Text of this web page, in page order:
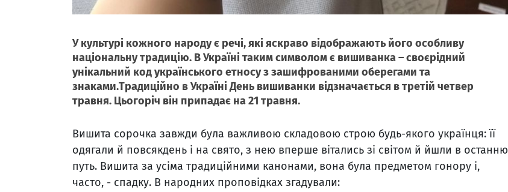
У культурі кожного народу є речі, які яскраво відображають його особливу
національну традицію. В Україні таким символом є вишиванка – своєрідний
унікальний код українського етносу з зашифрованими оберегами та
знаками.Традиційно в Україні День вишиванки відзначається в третій четвер
травня. Цьогоріч він припадає на 21 травня.
Вишита сорочка завжди була важливою складовою строю будь-якого українця: її
одягали й повсякдень і на свято, з нею вперше вітались зі світом й йшли в останню
путь. Вишита за усіма традиційними канонами, вона була предметом гонору і,
часто, - спадку. В народних проповідках згадували: